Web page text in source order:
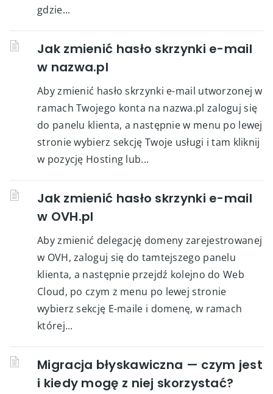
gdzie...
Jak zmienić hasło skrzynki e-mail
w nazwa.pl
Aby zmienić hasło skrzynki e-mail utworzonej w
ramach Twojego konta na nazwa.pl zaloguj się
do panelu klienta, a następnie w menu po lewej
stronie wybierz sekcję Twoje usługi i tam kliknij
w pozycję Hosting lub...
Jak zmienić hasło skrzynki e-mail
w OVH.pl
Aby zmienić delegację domeny zarejestrowanej
w OVH, zaloguj się do tamtejszego panelu
klienta, a następnie przejdź kolejno do Web
Cloud, po czym z menu po lewej stronie
wybierz sekcję E-maile i domenę, w ramach
której...
Migracja błyskawiczna — czym jest
i kiedy mogę z niej skorzystać?